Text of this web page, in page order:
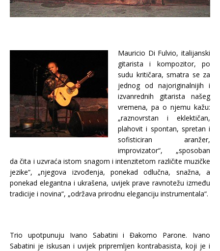
Mauricio Di Fulvio, italijanski
gitarista i kompozitor, po
sudu kritičara, smatra se za
jednog od najoriginalnijih i
izvanrednih gitarista našeg
vremena, pa o njemu kažu:
„raznovrstan i eklektičan,
plahovit i spontan, spretan i
sofisticiran aranžer,
improvizator“, „sposoban
da čita i uzvraća istom snagom i intenzitetom različite muzičke
jezike“, „njegova izvođenja, ponekad odlučna, snažna, a
ponekad elegantna i ukrašena, uvijek prave ravnotežu između
tradicije i novina“, „održava prirodnu eleganciju instrumentala“.
Trio upotpunuju Ivano Sabatini i Đakomo Parone. Ivano
Sabatini je iskusan i uvijek pripremljen kontrabasista, koji je i